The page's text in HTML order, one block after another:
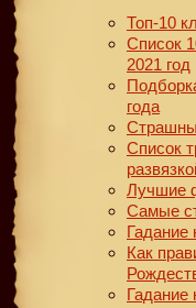
Топ-10
Список
2021 год
года
Список
Лучшие
Самые
Гадание
Как
Гадание